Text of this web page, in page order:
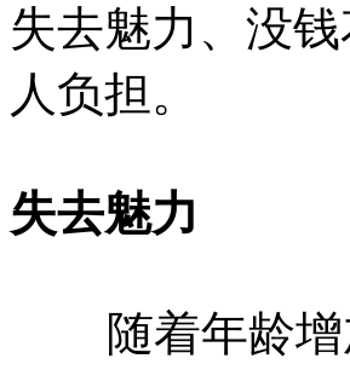
失去魅力、没
人负担。
失去魅力
随着年龄增